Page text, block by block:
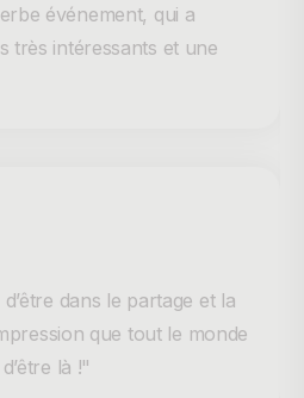
événement, qui a
très intéressants et une
dans le partage et la
que tout le monde
là !"